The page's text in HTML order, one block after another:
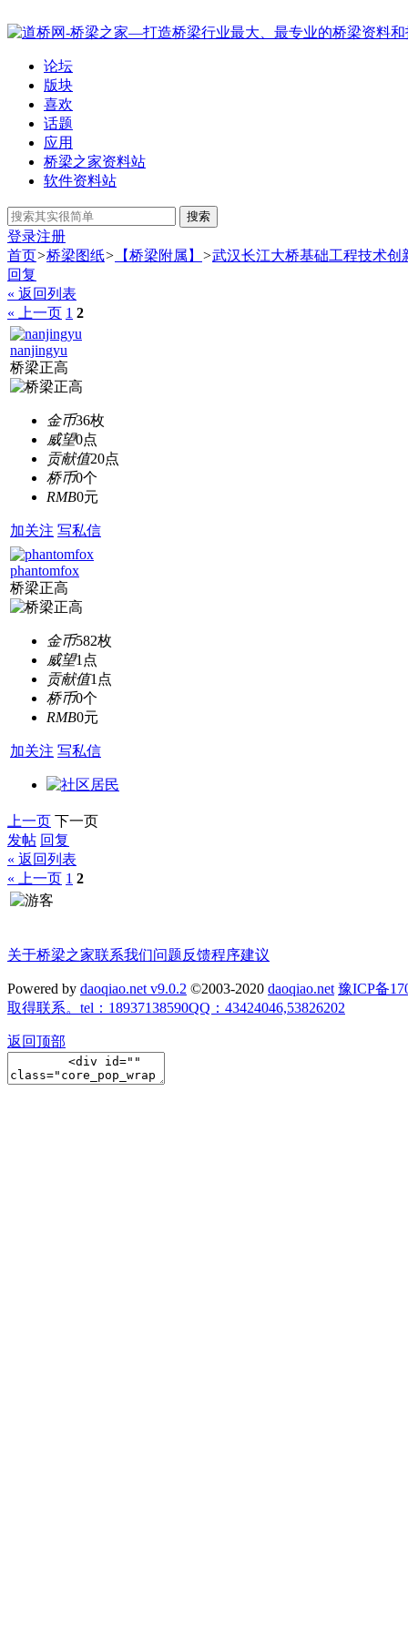
论坛
版块
喜欢
话题
应用
桥梁之家资料站
软件资料站
搜索
登录注册
首页>桥梁图纸> 【桥梁附属】 >武汉长江大桥基础工程技术创
回复
« 返回列表
« 上一页 1 2
nanjingyu
桥梁正高
金币36枚
威望0点
贡献值20点
桥币0个
RMB0元
加关注 写私信
phantomfox
桥梁正高
金币582枚
威望1点
贡献值1点
桥币0个
RMB0元
加关注 写私信
上一页 下一页
发帖 回复
« 返回列表
« 上一页 1 2
关于桥梁之家联系我们问题反馈程序建议
Powered by daoqiao.net v9.0.2 ©2003-2020 daoqiao.net 豫ICP备
取得联系。tel：18937138590QQ：43424046,53826202
返回顶部